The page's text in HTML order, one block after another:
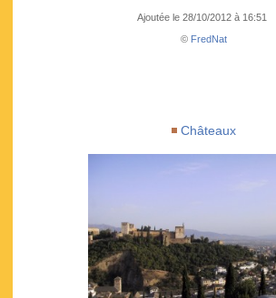
Ajoutée le 28/10/2012 à 16:51
© FredNat
Châteaux